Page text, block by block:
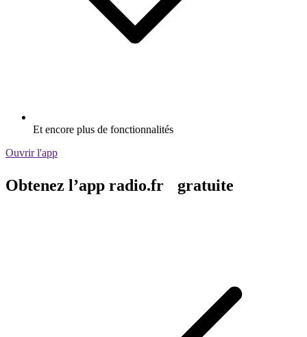
Et encore plus de fonctionnalités
Ouvrir l'app
Obtenez l’app radio.fr gratuite